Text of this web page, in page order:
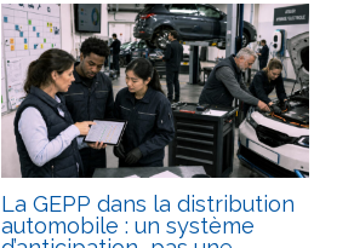
La GEPP dans la distribution
automobile : un système